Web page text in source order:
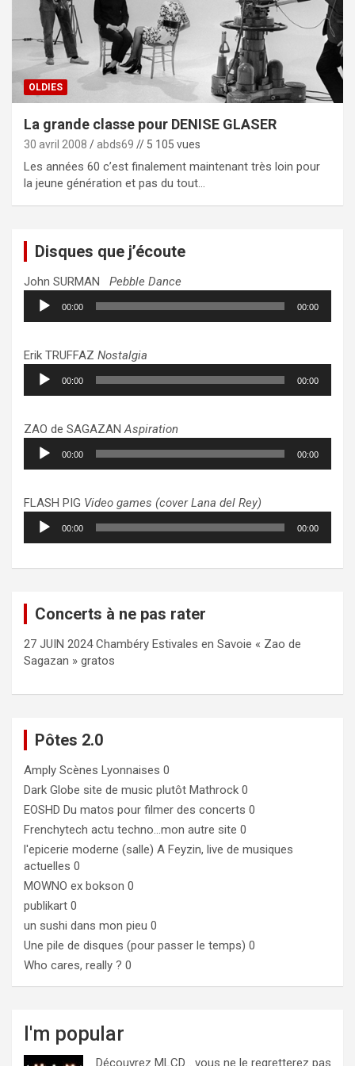
OLDIES
La grande classe pour DENISE GLASER
30 avril 2008 abds69 // 5 105 vues
Les années 60 c’est finalement maintenant très loin pour
la jeune génération et pas du tout…
Disques que j’écoute
John SURMAN Pebble Dance
Lecteur
audio
00:00 00:00
Erik TRUFFAZ Nostalgia
Lecteur
audio
00:00 00:00
ZAO de SAGAZANAspiration
Lecteur
audio
00:00 00:00
FLASH PIG Video games (cover Lana del Rey)
Lecteur
audio
00:00 00:00
Concerts à ne pas rater
27 JUIN 2024 Chambéry Estivales en Savoie « Zao de
Sagazan » gratos
Pôtes 2.0
Amply Scènes Lyonnaises 0
Dark Globe site de music plutôt Mathrock 0
EOSHD Du matos pour filmer des concerts 0
Frenchytech actu techno…mon autre site 0
l'epicerie moderne (salle) A Feyzin, live de musiques
actuelles 0
MOWNO ex bokson 0
publikart 0
un sushi dans mon pieu 0
Une pile de disques (pour passer le temps) 0
Who cares, really ? 0
I'm popular
Découvrez MLCD… vous ne le regretterez pas